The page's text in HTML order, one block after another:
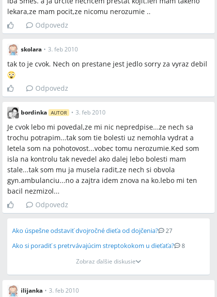
lekara,ze mam pocit,ze nicomu nerozumie ..
Odpovedz
skolara • 3. feb 2010
tak to je cvok. Nech on prestane jest jedlo sorry za vyraz debil
Odpovedz
bordinka AUTOR • 3. feb 2010
Je cvok lebo mi povedal,ze mi nic nepredpise...ze nech sa
trochu potrapim...tak som tie bolesti uz nemohla vydrat a
letela som na pohotovost...vobec tomu nerozumie.Ked som
isla na kontrolu tak nevedel ako dalej lebo bolesti mam
stale...tak som mu ja musela radit,ze nech si obvola
gyn.ambulanciu...no a zajtra idem znova na ko.lebo mi ten
bacil nezmizol...
Odpovedz
Ako úspešne odstaviť dvojročné dieťa od dojčenia? 27
Ako si poradiť s pretrvávajúcim streptokokom u dieťaťa?
8
Zobraz ďalšie diskusie
ilijanka • 3. feb 2010